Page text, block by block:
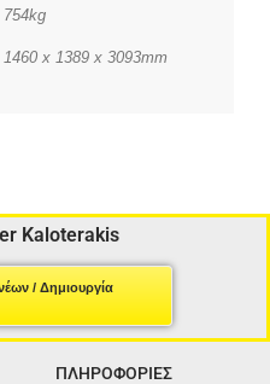
754kg
1460 x 1389 x 3093mm
Kaloterakis
/ Δημιουργία
ΠΛΗΡΟΦΟΡΙΕΣ